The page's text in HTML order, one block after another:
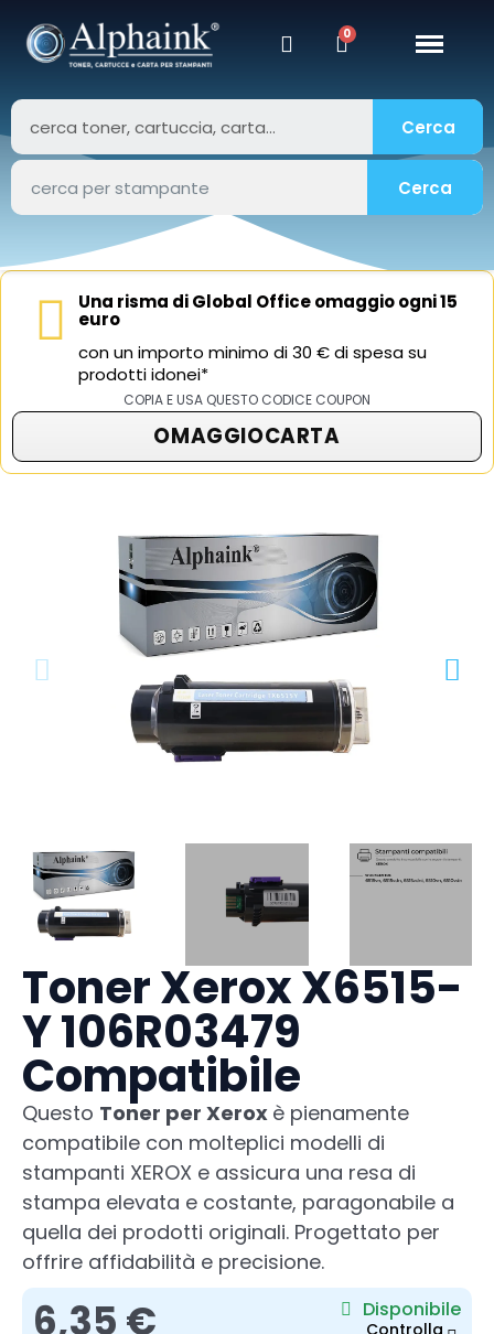
Cerca
Cerca
Una risma di Global Office omaggio ogni 15
euro
con un importo minimo di 30 € di spesa su
prodotti idonei*
COPIA E USA QUESTO CODICE COUPON
OMAGGIOCARTA
Toner Xerox X6515-
Y 106R03479
Compatibile
Questo Toner per Xerox è pienamente
compatibile con molteplici modelli di
stampanti XEROX e assicura una resa di
stampa elevata e costante, paragonabile a
quella dei prodotti originali. Progettato per
offrire affidabilità e precisione.
6,35 € Disponibile